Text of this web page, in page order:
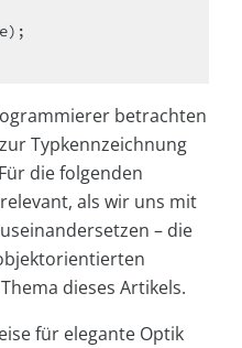
betrachten
Typkennzeichnung
die folgenden
als wir uns mit
– die
dieses Artikels.
für elegante Optik